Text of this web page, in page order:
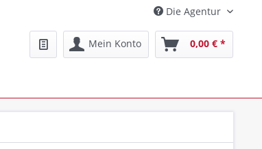
Die Agentur
Mein Konto 0,00 € *